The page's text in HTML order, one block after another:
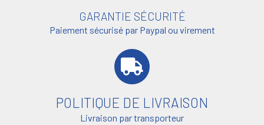
GARANTIE SÉCURITÉ
Paiement sécurisé par Paypal ou virement
POLITIQUE DE LIVRAISON
Livraison par transporteur